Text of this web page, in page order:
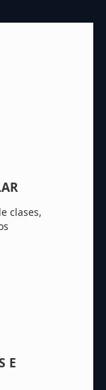
clases,
E